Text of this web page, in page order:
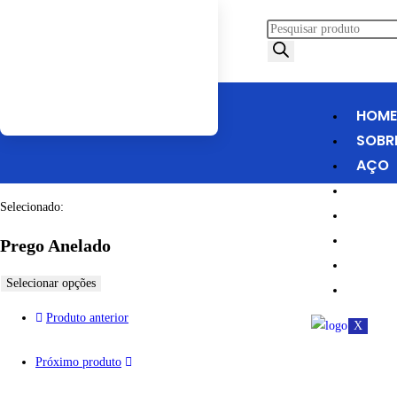
HOME
AÇO
X
Selecionado:
Prego Anelado
Selecionar opções
Produto anterior
Próximo produto